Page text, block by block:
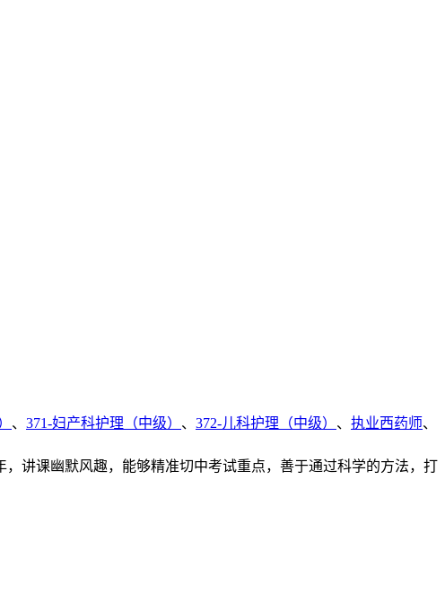
、 371-妇产科护理（中级） 、 372-儿科护理（中级） 、 执业西药师、
讲课幽默风趣，能够精准切中考试重点，善于通过科学的方法，打